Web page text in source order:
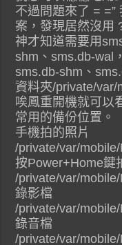
不過問題來了 = =”
案，發現居然沒用
神才知道需要用
shm、sms.db-wal
sms.db-shm、
資料夾/private/
唉鳳重開機就可以
常用的備份位置。
手機拍的照片
/private/var/
按Power+Home鍵
/private/var/
錄影檔
/private/var/
錄音檔
/private/var/